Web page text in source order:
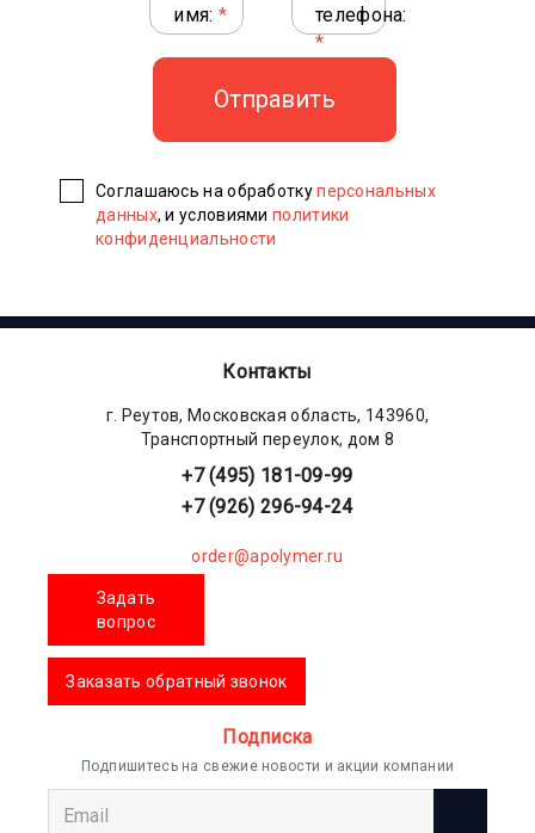
имя: *
телефона:
*
Соглашаюсь на обработкуперсональных
данных, и условиямиполитики
конфиденциальности
Контакты
г. Реутов, Московская область, 143960,
Транспортный переулок, дом 8
+7 (495) 181-09-99
+7 (926) 296-94-24
order@apolymer.ru
Задать
вопрос
Заказать обратный звонок
Подписка
Подпишитесь на свежие новости и акции компании